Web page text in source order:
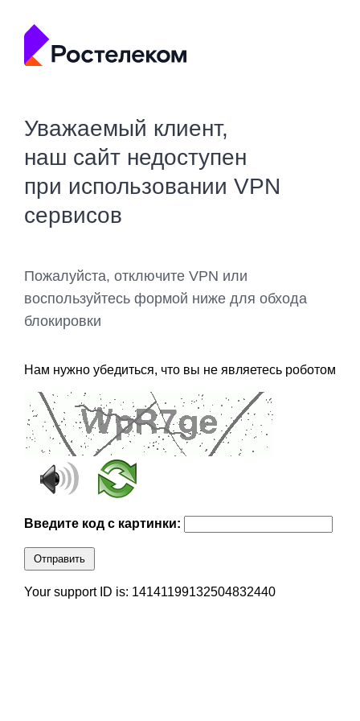
Уважаемый клиент,
наш сайт недоступен
при использовании VPN
сервисов
Пожалуйста, отключите VPN или
воспользуйтесь формой ниже для обхода
блокировки
Нам нужно убедиться, что вы не являетесь роботом
Введите код с картинки:
Отправить
Your support ID is: 14141199132504832440